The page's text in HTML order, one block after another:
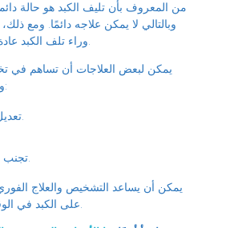
من المعروف بأن تليف الكبد هو حالة
وبالتالي لا يمكن علاجه دائمًا. ومع
وراء تلف الكبد عادة ما يستجيب للعلاج.
يمكن لبعض العلاجات أن تساهم في
والسيطرة عليه مثل:
تعديل النظام الغذائي.
تجنب استهلاك الكحول.
يمكن أن يساعد التشخيص والعلاج الفوري
على الكبد في الوقاية من تليف الكبد.